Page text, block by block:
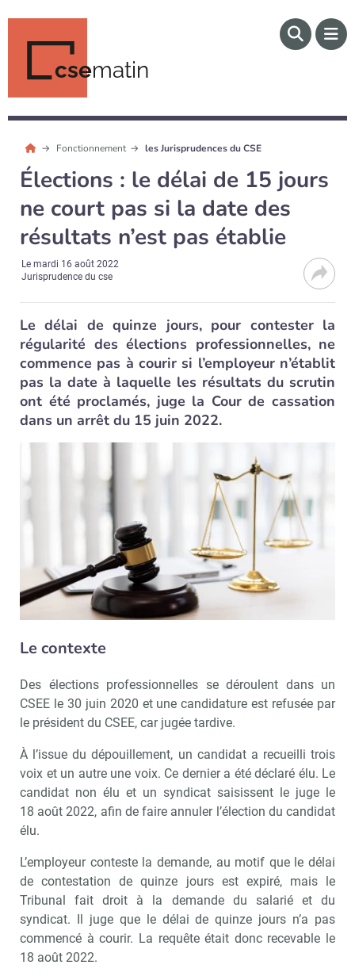
csematin
Fonctionnement les Jurisprudences du CSE
Élections : le délai de 15 jours
ne court pas si la date des
résultats n’est pas établie
Lemardi 16 août 2022
Jurisprudence du cse
Le délai de quinze jours, pour contester la
régularité des élections professionnelles, ne
commence pas à courir si l’employeur n’établit
pas la date à laquelle les résultats du scrutin
ont été proclamés, juge la Cour de cassation
dans un arrêt du 15 juin 2022.
Le contexte
Des élections professionnelles se déroulent dans un
CSEE le 30 juin 2020 et une candidature est refusée par
le président du CSEE, car jugée tardive.
À l’issue du dépouillement, un candidat a recueilli trois
voix et un autre une voix. Ce dernier a été déclaré élu. Le
candidat non élu et un syndicat saisissent le juge le
18 août 2022, afin de faire annuler l’élection du candidat
élu.
L’employeur conteste la demande, au motif que le délai
de contestation de quinze jours est expiré, mais le
Tribunal fait droit à la demande du salarié et du
syndicat. Il juge que le délai de quinze jours n’a pas
commencé à courir. La requête était donc recevable le
18 août 2022.